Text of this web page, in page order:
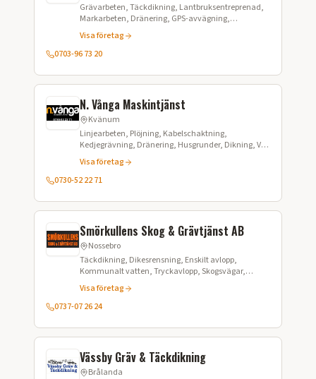
Grävarbeten, Täckdikning, Lantbruksentreprenad,
Markarbeten, Dränering, GPS-avvägning,
Kompletteringsdikning, Vägtrummor, Byggdränering
Visa företag
0703-96 73 20
N. Vånga Maskintjänst
Kvänum
Linjearbeten, Plöjning, Kabelschaktning,
Kedjegrävning, Dränering, Husgrunder, Dikning, VA-
arbeten, Enskilda avlopp, Jordvärme
Visa företag
0730-52 22 71
Smörkullens Skog & Grävtjänst AB
Nossebro
Täckdikning, Dikesrensning, Enskilt avlopp,
Kommunalt vatten, Tryckavlopp, Skogsvägar,
Trädklippning, Buskröjning, Husdränering,
Husgrunder, Markarbeten, Fiberutbyggnad
Visa företag
0737-07 26 24
Vässby Gräv & Täckdikning
Brålanda